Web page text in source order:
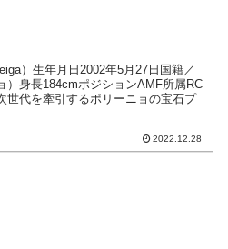
）生年月日2002年5月27日国籍／
）身長184cmポジションAMF所属RC
世代を牽引するポリーニョの宝石プ
2022.12.28